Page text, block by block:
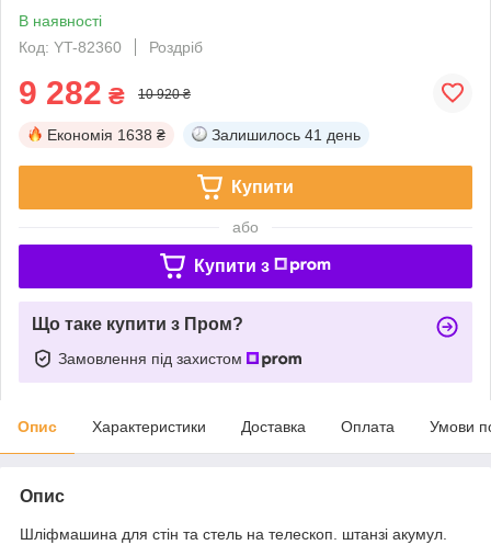
В наявності
Код: YT-82360
Роздріб
9 282 ₴ 10 920 ₴
Економія 1638 ₴ Залишилось 41 день
Купити
або
Купити з
Що таке купити з Пром?
Замовлення під захистом
Опис Характеристики Доставка Оплата Умови
Опис
Шліфмашина для стін та стель на телескоп. штанзі акумул.